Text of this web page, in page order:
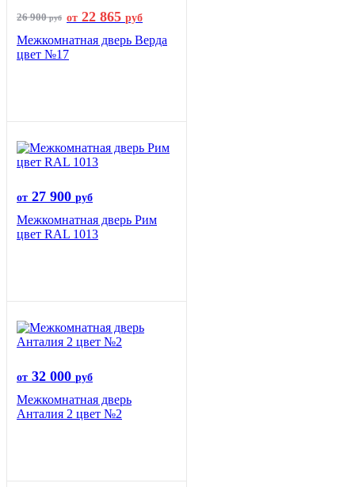
26 900руб от 22 865 руб
Межкомнатная дверь Верда
цвет №17
от 27 900 руб
Межкомнатная дверь Рим
цвет RAL 1013
от 32 000 руб
Межкомнатная дверь
Анталия 2 цвет №2